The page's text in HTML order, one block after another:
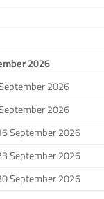
2026
2026
2026
September 2026
September 2026
September 2026